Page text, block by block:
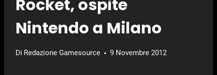
Rocket, ospite
Nintendo a Milano
Di Redazione Gamesource 9 Novembre 2012